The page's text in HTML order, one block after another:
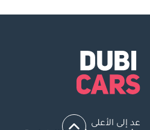
عد إلى الأعلى